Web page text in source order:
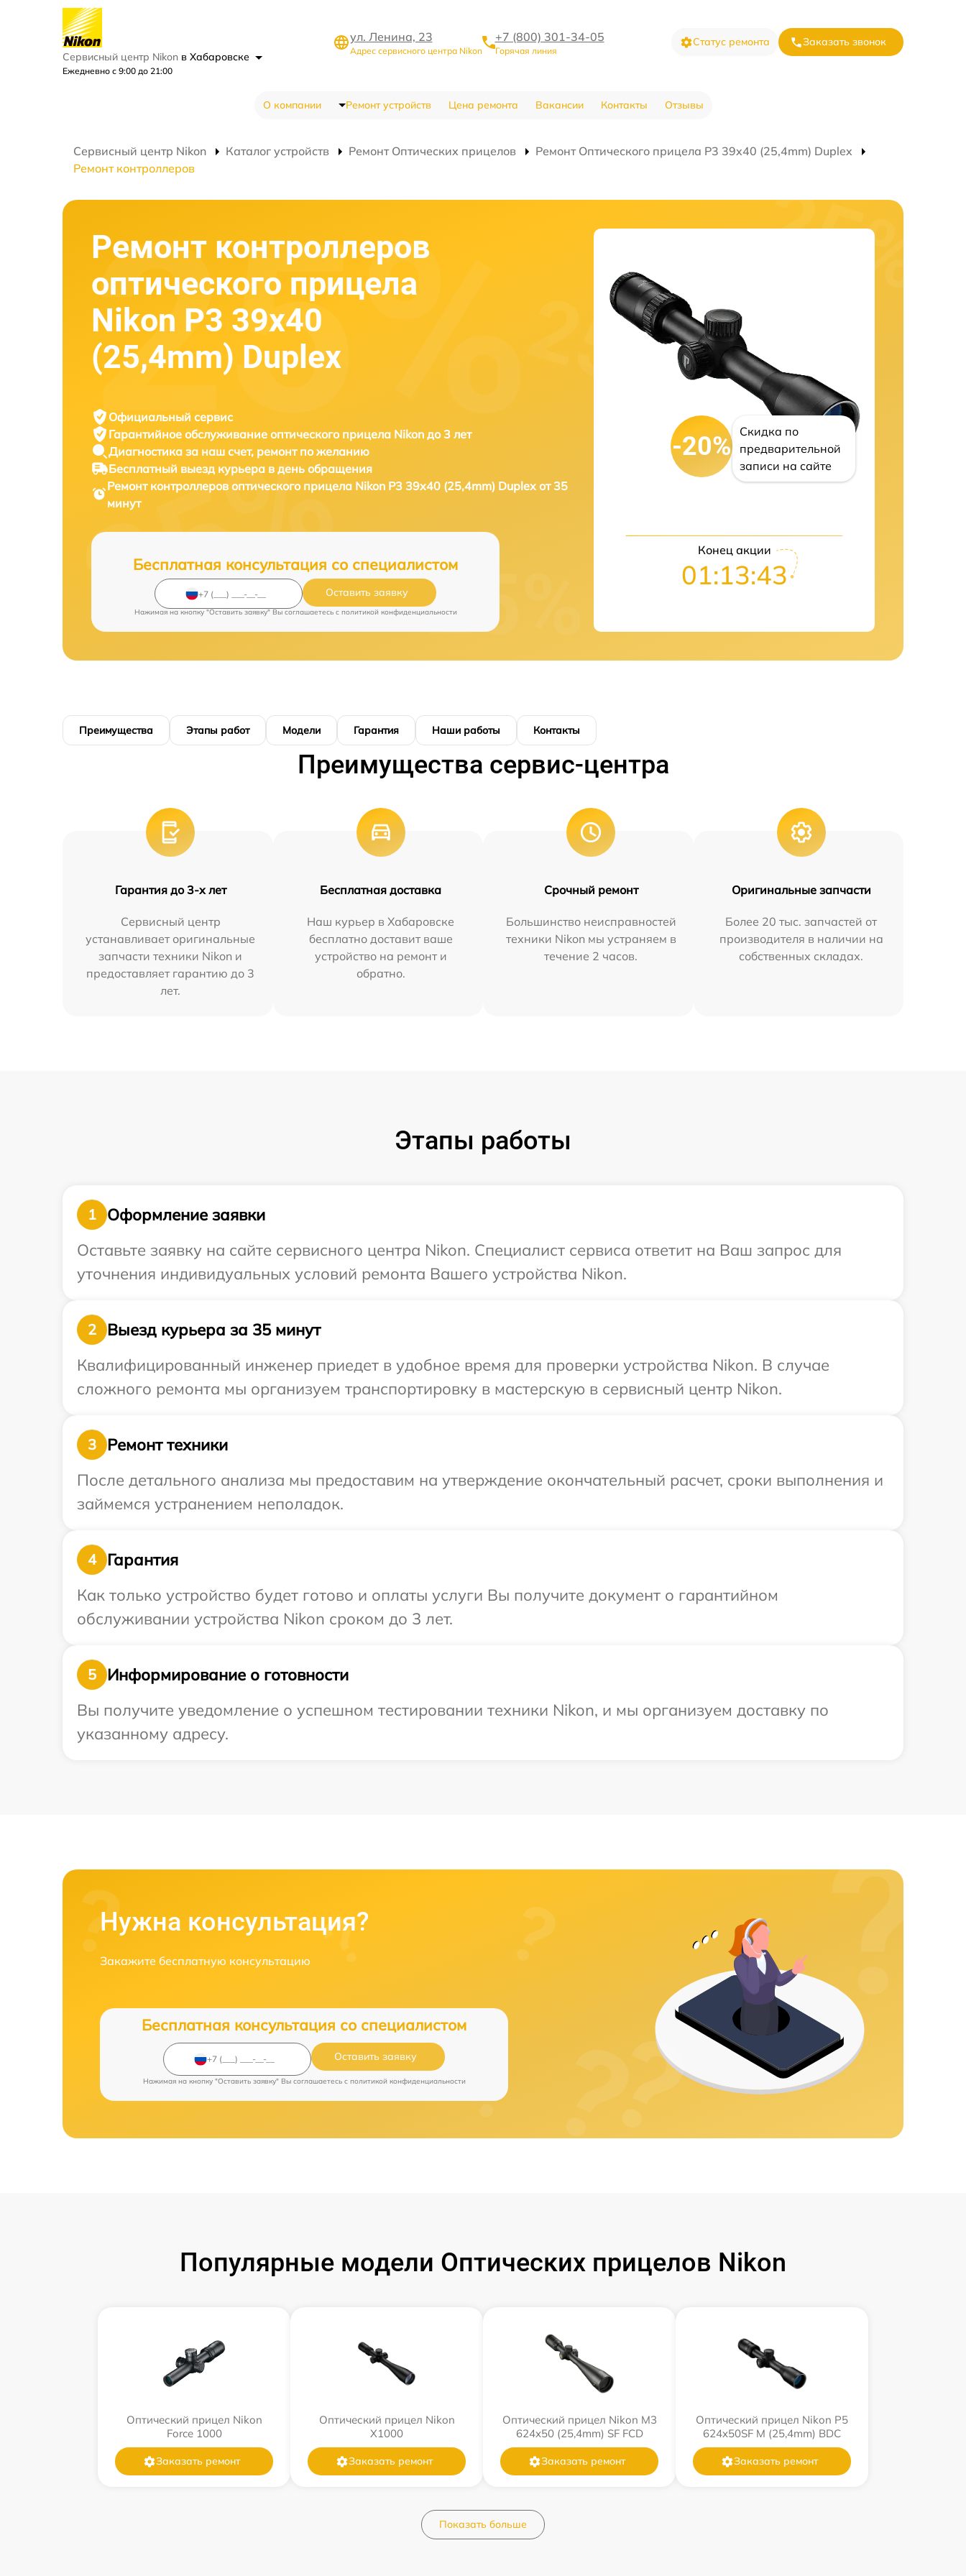
Сервисный центр Nikon в Хабаровске
Ежедневно с 9:00 до 21:00
ул. Ленина, 23
Адрес сервисного центра Nikon
+7 (800) 301-34-05
Горячая линия
Статус ремонта Заказать звонок
О компании Ремонт устройств Цена ремонта Вакансии Контакты Отзывы
Сервисный центр Nikon Каталог устройств Ремонт Оптических прицелов
Ремонт Оптического прицела P3 39x40 (25,4mm) Duplex
Ремонт контроллеров
Ремонт контроллеров
оптического прицела
Nikon P3 39x40
(25,4mm) Duplex
Официальный сервис
Гарантийное обслуживание оптического прицела Nikon до 3 лет
Диагностика за наш счет, ремонт по желанию
Бесплатный выезд курьера в день обращения
Ремонт контроллеров оптического прицела Nikon P3 39x40 (25,4mm) Duplex от 35
минут
Бесплатная консультация со специалистом
Оставить заявку
Нажимая на кнопку "Оставить заявку" Вы соглашаетесь c политикой конфиденциальности
-20%
Скидка по
предварительной
записи на сайте
Конец акции
01:13:42
Преимущества Этапы работ Модели Гарантия Наши работы Контакты
Преимущества сервис-центра
Гарантия до 3-х лет
Сервисный центр
устанавливает оригинальные
запчасти техники Nikon и
предоставляет гарантию до 3
лет.
Бесплатная доставка
Наш курьер в Хабаровске
бесплатно доставит ваше
устройство на ремонт и
обратно.
Срочный ремонт
Большинство неисправностей
техники Nikon мы устраняем в
течение 2 часов.
Оригинальные запчасти
Более 20 тыс. запчастей от
производителя в наличии на
собственных складах.
Этапы работы
1
Оформление заявки
Оставьте заявку на сайте сервисного центра Nikon. Специалист сервиса ответит на Ваш запрос для
уточнения индивидуальных условий ремонта Вашего устройства Nikon.
2
Выезд курьера за 35 минут
Квалифицированный инженер приедет в удобное время для проверки устройства Nikon. В случае
сложного ремонта мы организуем транспортировку в мастерскую в сервисный центр Nikon.
3
Ремонт техники
После детального анализа мы предоставим на утверждение окончательный расчет, сроки выполнения и
займемся устранением неполадок.
4
Гарантия
Как только устройство будет готово и оплаты услуги Вы получите документ о гарантийном
обслуживании устройства Nikon сроком до 3 лет.
5
Информирование о готовности
Вы получите уведомление о успешном тестировании техники Nikon, и мы организуем доставку по
указанному адресу.
Нужна консультация?
Закажите бесплатную консультацию
Бесплатная консультация со специалистом
Оставить заявку
Нажимая на кнопку "Оставить заявку" Вы соглашаетесь c политикой конфиденциальности
Популярные модели Оптических прицелов Nikon
Оптический прицел Nikon
Force 1000
Заказать ремонт
Оптический прицел Nikon
X1000
Заказать ремонт
Оптический прицел Nikon M3
624x50 (25,4mm) SF FCD
Заказать ремонт
Оптический прицел Nikon P5
624x50SF M (25,4mm) BDC
Заказать ремонт
Показать больше